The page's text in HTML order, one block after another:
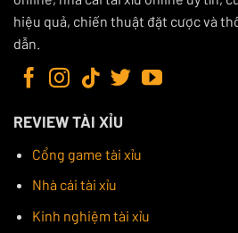
hiệu quả, chiến thuật đặt cược và
dẫn.
REVIEW TÀI XỈU
Cổng game tài xỉu
Nhà cái tài xỉu
Kinh nghiệm tài xỉu